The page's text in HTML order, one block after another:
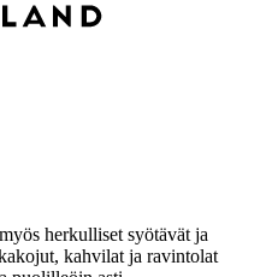
herkulliset syötävät ja
kahvilat ja ravintolat